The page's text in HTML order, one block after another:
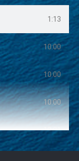
1:13
10:00
10:00
10:00
10:01